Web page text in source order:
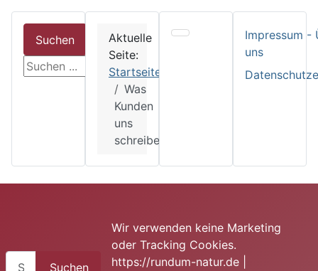
Suchen
suchen
Aktuelle
Seite:
Startseite
Was
Kunden
uns
schreiben
Impressum -
uns
Suchen
Wir verwenden keine Marketing
oder Tracking Cookies.
https://rundum-natur.de |